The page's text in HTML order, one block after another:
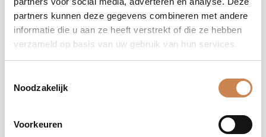
partners kunnen deze gegevens combineren met andere
informatie die u aan ze heeft verstrekt of die ze hebben
verzameld op basis van uw gebruik van hun services.
Noodzakelijk
Voorkeuren
Franck Global Event 26 (Weekend)
Netherlands